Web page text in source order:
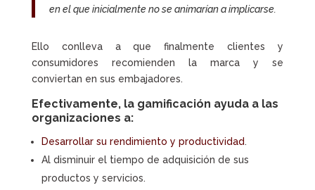
en el que inicialmente no se animarían a implicarse.
Ello conlleva a que finalmente clientes y
consumidores recomienden la marca y se
conviertan en sus embajadores.
Efectivamente, la gamificación ayuda a las
organizaciones a:
Desarrollar su rendimiento y productividad.
Al disminuir el tiempo de adquisición de sus
productos y servicios.